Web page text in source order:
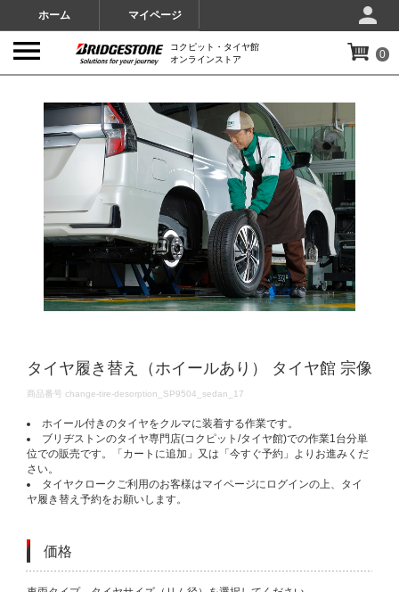
ホーム マイページ
コクピット・タイヤ館
オンラインストア
0
タイヤ履き替え（ホイールあり） タイヤ館 宗像
DETAILS
商品番号 change-tire-desorption_SP9504_sedan_17
ホイール付きのタイヤをクルマに装着する作業です。
ブリヂストンのタイヤ専門店(コクピット/タイヤ館)での作業1台分単
位での販売です。「カートに追加」又は「今すぐ予約」よりお進みくだ
さい。
タイヤクロークご利用のお客様はマイページにログインの上、タイ
ヤ履き替え予約をお願いします。
価格